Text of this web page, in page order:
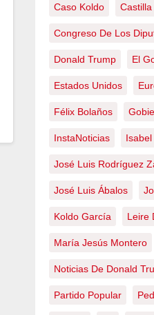
Caso Koldo
Congreso De Los
Donald Trump El
Estados Unidos
Félix Bolaños
InstaNoticias
José Luis Rodríguez
José Luis Ábalos
Koldo García Leire
María Jesús Montero
Noticias De Donald
Partido Popular